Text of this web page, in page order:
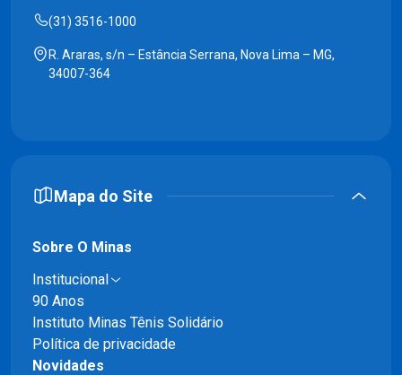
(31) 3516-1000
R. Araras, s/n – Estância Serrana, Nova Lima – MG,
34007-364
Mapa do Site
Sobre O Minas
Institucional
90 Anos
Instituto Minas Tênis Solidário
Política de privacidade
Novidades